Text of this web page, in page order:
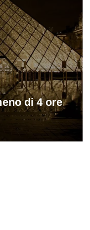
di 4 ore